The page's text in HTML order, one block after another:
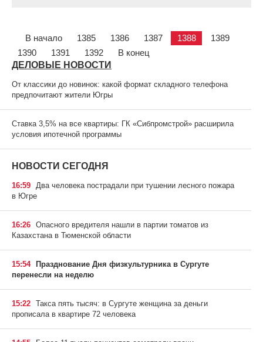
В начало 1385 1386 1387 1388
1389
1390
1391 1392 В конец
ДЕЛОВЫЕ НОВОСТИ
От классики до новинок: какой формат складного телефона
предпочитают жители Югры
Ставка 3,5% на все квартиры: ГК «Сибпромстрой» расширила
условия ипотечной программы
НОВОСТИ СЕГОДНЯ
16:59 Два человека пострадали при тушении лесного пожара
в Югре
16:26 Опасного вредителя нашли в партии томатов из
Казахстана в Тюменской области
15:54
Празднование Дня физкультурника в Сургуте
перенесли на неделю
15:22 Такса пять тысяч: в Сургуте женщина за деньги
прописала в квартире 72 человека